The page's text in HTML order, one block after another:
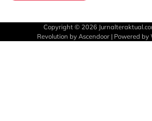
Copyright © 2026
Revolution by Ascendoor | Powered by